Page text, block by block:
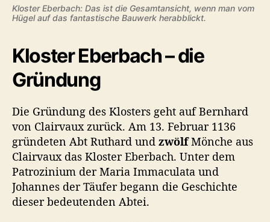
Kloster Eberbach: Das ist die Gesamtansicht, wenn man vom
Hügel auf das fantastische Bauwerk herabblickt.
Kloster Eberbach – die
Gründung
Die Gründung des Klosters geht auf Bernhard
von Clairvaux zurück. Am 13. Februar 1136
gründeten Abt Ruthard und zwölfMönche aus
Clairvaux das Kloster Eberbach. Unter dem
Patrozinium der Maria Immaculata und
Johannes der Täufer begann die Geschichte
dieser bedeutenden Abtei.